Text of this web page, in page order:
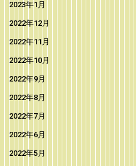
2023年1月
2022年12月
2022年11月
2022年10月
2022年9月
2022年8月
2022年7月
2022年6月
2022年5月